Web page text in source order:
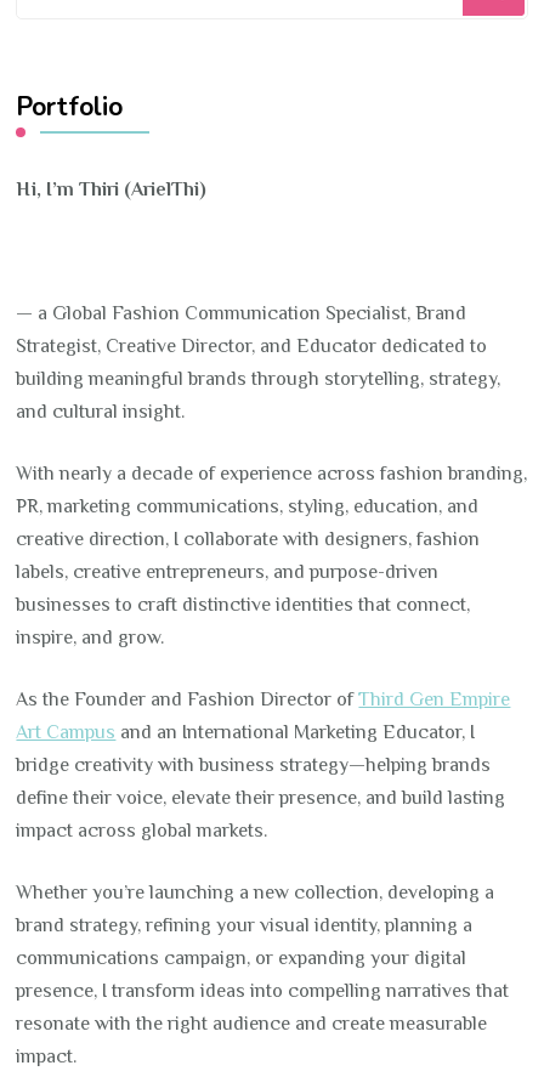
Portfolio
Hi, I’m Thiri (ArielThi)
— a Global Fashion Communication Specialist, Brand
Strategist, Creative Director, and Educator dedicated to
building meaningful brands through storytelling, strategy,
and cultural insight.
With nearly a decade of experience across fashion branding,
PR, marketing communications, styling, education, and
creative direction, I collaborate with designers, fashion
labels, creative entrepreneurs, and purpose-driven
businesses to craft distinctive identities that connect,
inspire, and grow.
As the Founder and Fashion Director ofThird Gen Empire
Art Campus and an International Marketing Educator, I
bridge creativity with business strategy—helping brands
define their voice, elevate their presence, and build lasting
impact across global markets.
Whether you’re launching a new collection, developing a
brand strategy, refining your visual identity, planning a
communications campaign, or expanding your digital
presence, I transform ideas into compelling narratives that
resonate with the right audience and create measurable
impact.